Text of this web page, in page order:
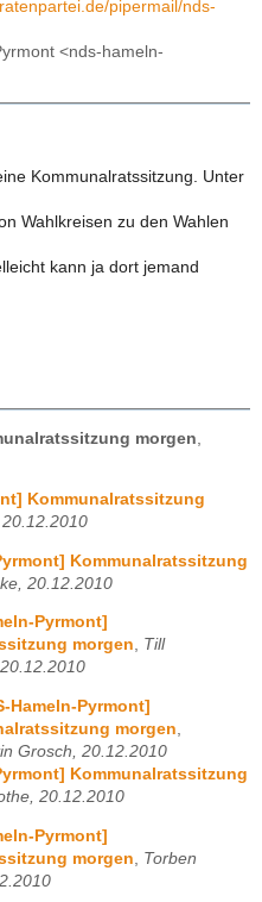
pipermail/nds-
<nds-hameln-
Kommunalratssitzung. Unter
Wahlkreisen zu den Wahlen
kann ja dort jemand
morgen
Kommunalratssitzung
Kommunalratssitzung
20.12.2010
Pyrmont]
morgen, Till
Hameln-Pyrmont]
morgen
Grosch, 20.12.2010
Kommunalratssitzung
20.12.2010
Pyrmont]
morgen
Torben